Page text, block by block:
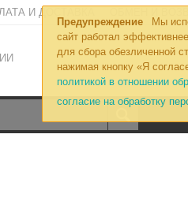
Предупреждение
Мы
сайт работал
для сбора обезличенной
нажимая кнопку «Я
политикой в отношении
согласие на обработку
И ДОСТАВКА